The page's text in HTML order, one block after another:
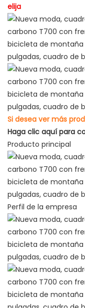
elija
Si desea ver más
Haga clic aquí para
Producto principal
Perfil de la empresa